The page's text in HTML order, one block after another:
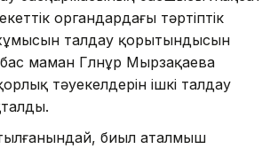
органдардағы тәртіптік
талдау қорытындысын
маман Гүлнұр Мырзақаева
тәуекелдерін ішкі талдау
биыл аталмыш